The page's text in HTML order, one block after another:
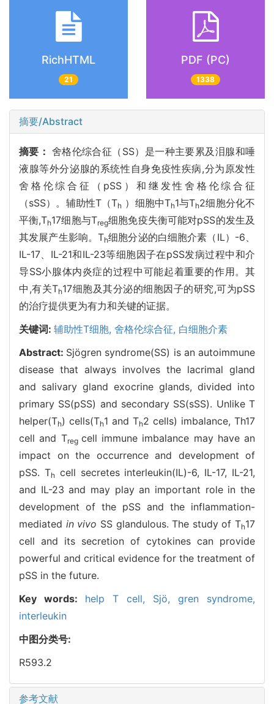
RichHTML
21
PDF (PC)
1338
摘要/Abstract
摘要： 舍格伦综合征（SS）是一种主要累及泪腺和唾
液腺等外分泌腺的系统性自身免疫性疾病,分为原发性
舍格伦综合征（pSS）和继发性舍格伦综合征
（sSS）。辅助性T（Th ）细胞中Th1与Th2细胞分化不
平衡,Th17细胞与Treg细胞免疫失衡可能对pSS的发生及
其发展产生影响。Th细胞分泌的白细胞介素（IL）-6、
IL-17、IL-21和IL-23等细胞因子在pSS发病过程中和介
导SS小腺体内炎症的过程中可能起着重要的作用。其
中,有关Th17细胞及其分泌的细胞因子的研究,可为pSS
的治疗提供更为有力和关键的证据。
关键词: 辅助性T细胞, 舍格伦综合征, 白细胞介素
Abstract: Sjögren syndrome(SS) is an autoimmune
disease that always involves the lacrimal gland
and salivary gland exocrine glands, divided into
primary SS(pSS) and secondary SS(sSS). Unlike T
helper(Th) cells(Th1 and Th2 cells) imbalance, Th17
cell and Treg cell immune imbalance may have an
impact on the occurrence and development of
pSS. Th cell secretes interleukin(IL)-6, IL-17, IL-21,
and IL-23 and may play an important role in the
development of the pSS and the inflammation-
mediated in vivo SS glandulous. The study of Th17
cell and its secretion of cytokines can provide
powerful and critical evidence for the treatment of
pSS in the future.
Key words: help T cell, Sjö, gren syndrome,
interleukin
中图分类号:
R593.2
参考文献